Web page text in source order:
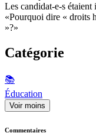
Les candidat-e-s étaient
«Pourquoi dire « droits
»?»
Catégorie
📚
Éducation
Voir moins
Commentaires